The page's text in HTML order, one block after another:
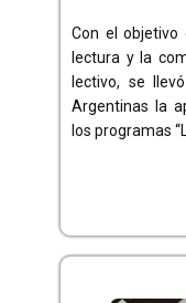
Con el objetivo
lectura y la
lectivo, se
Argentinas la
los programas